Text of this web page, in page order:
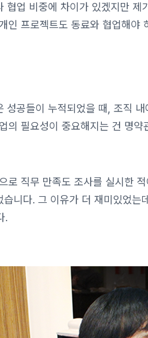
협업 비중에 차이가 있겠지만
인 프로젝트도 동료와 협업해야
성공들이 누적되었을 때, 조직
의 필요성이 중요해지는 건 명약
로 직무 만족도 조사를 실시한
습니다. 그 이유가 더 재미있었
.